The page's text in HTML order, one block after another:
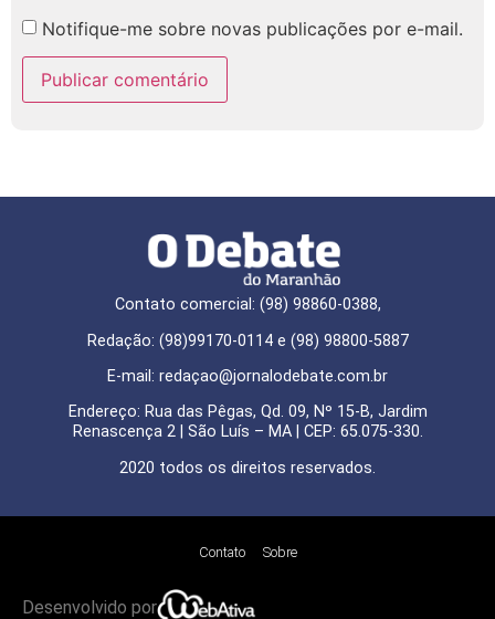
Notifique-me sobre novas publicações por e-mail.
Contato comercial: (98) 98860-0388,
Redação: (98)99170-0114 e (98) 98800-5887
E-mail: redaçao@jornalodebate.com.br
Endereço: Rua das Pêgas, Qd. 09, Nº 15-B, Jardim
Renascença 2 | São Luís – MA | CEP: 65.075-330.
2020 todos os direitos reservados.
Contato Sobre
Desenvolvido por